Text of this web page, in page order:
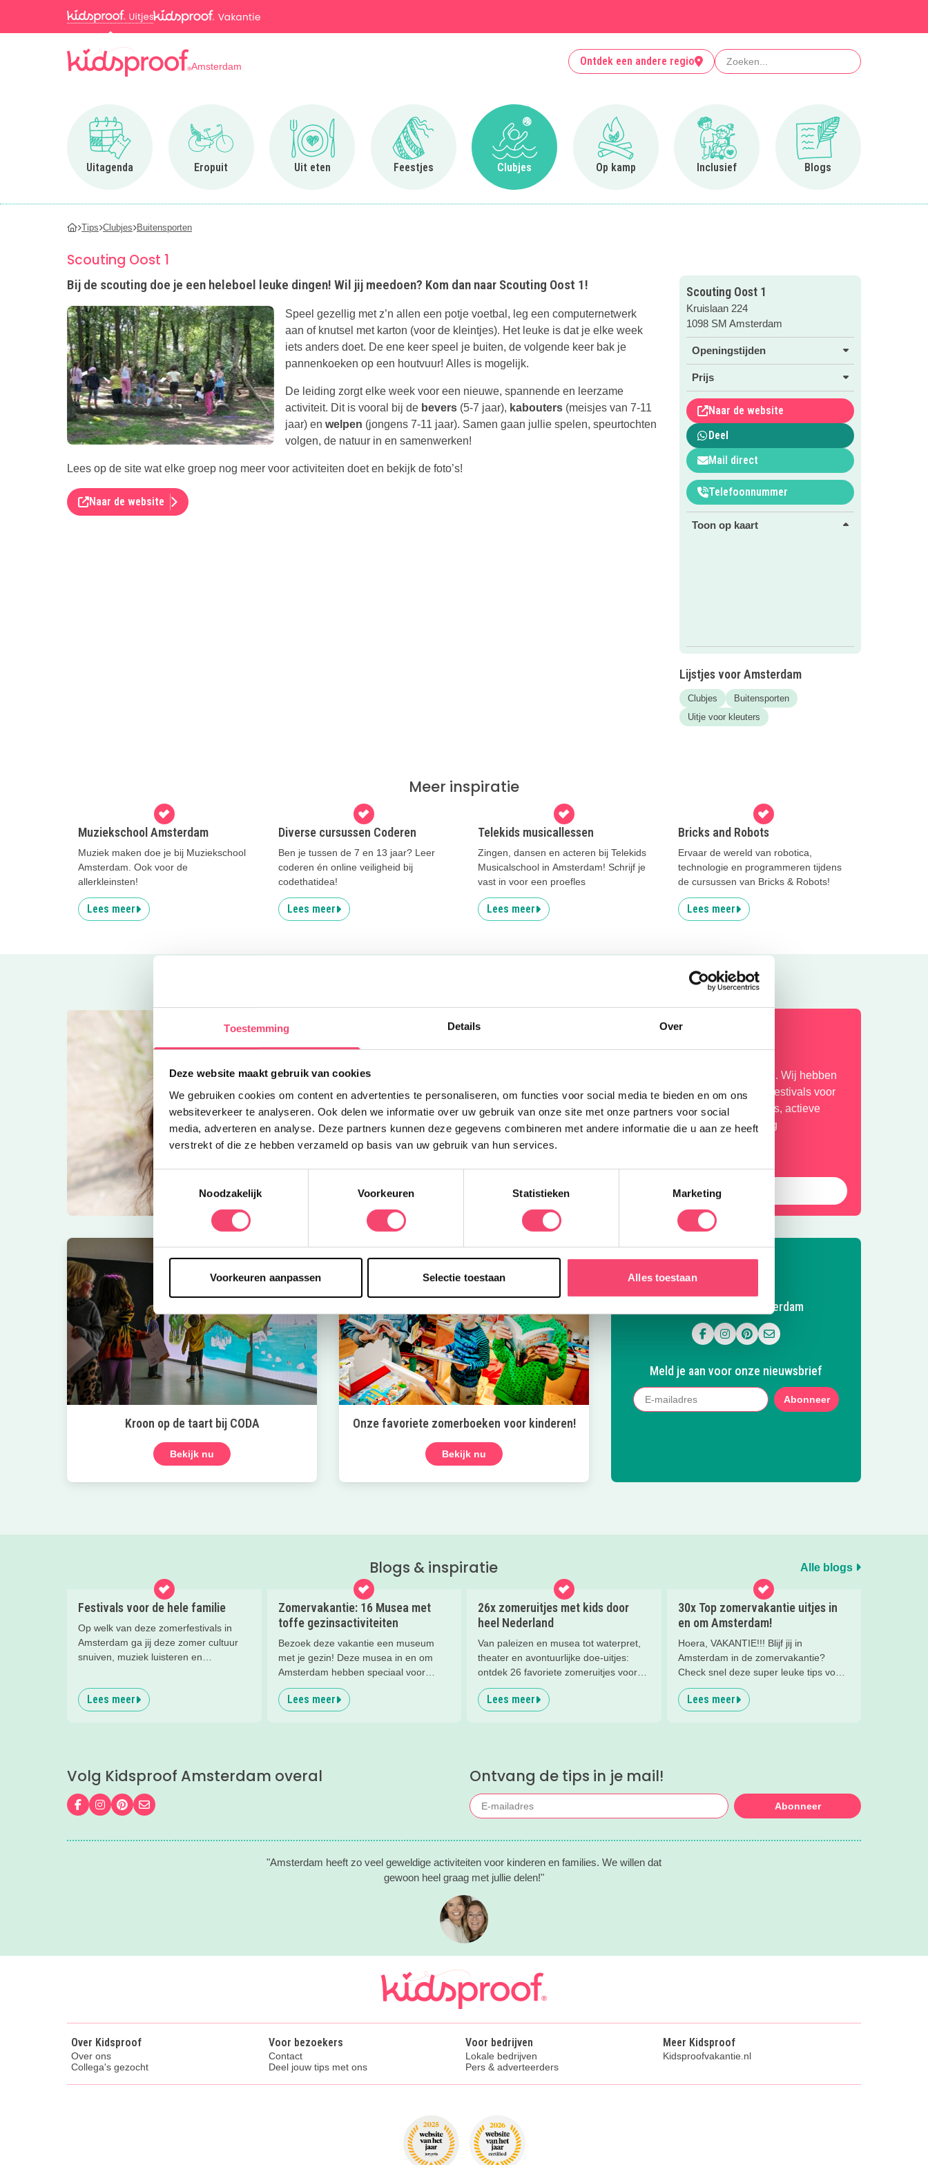
Toestemming Details Over
Deze website maakt gebruik van cookies
We gebruiken cookies om content en advertenties te personaliseren, om functies voor social media te bieden en om ons
websiteverkeer te analyseren. Ook delen we informatie over uw gebruik van onze site met onze partners voor social
media, adverteren en analyse. Deze partners kunnen deze gegevens combineren met andere informatie die u aan ze heeft
verstrekt of die ze hebben verzameld op basis van uw gebruik van hun services.
Noodzakelijk
Voorkeuren Statistieken Marketing
Voorkeuren aanpassen Selectie toestaan Alles toestaan
Amsterdam Ontdek een andere regio Zoeken
Uitagenda
Ga naar Uitagenda
Eropuit
Ga naar Eropuit
Uit eten
Ga naar Uit eten
Feestjes
Ga naar Feestjes
Clubjes
Ga naar Clubjes
Op kamp
Ga naar Op kamp
Inclusief
Ga naar Inclusief
Blogs
Ga naar Blogs
Tips Clubjes Buitensporten
Scouting Oost 1
Bij de scouting doe je een heleboel leuke dingen! Wil jij meedoen? Kom dan naar Scouting Oost 1!
Speel gezellig met z’n allen een potje voetbal, leg een computernetwerk
aan of knutsel met karton (voor de kleintjes). Het leuke is dat je elke week
iets anders doet. De ene keer speel je buiten, de volgende keer bak je
pannenkoeken op een houtvuur! Alles is mogelijk.
De leiding zorgt elke week voor een nieuwe, spannende en leerzame
activiteit. Dit is vooral bij de bevers (5-7 jaar), kabouters (meisjes van 7-11
jaar) en welpen (jongens 7-11 jaar). Samen gaan jullie spelen, speurtochten
volgen, de natuur in en samenwerken!
Lees op de site wat elke groep nog meer voor activiteiten doet en bekijk de foto’s!
Naar de website
Scouting Oost 1
Kruislaan 224
1098 SM Amsterdam
Openingstijden
Prijs
Naar de website
Deel
Mail direct
Telefoonnummer
Toon op kaart
Lijstjes voor Amsterdam
Clubjes
Buitensporten
Uitje voor kleuters
Meer inspiratie
Muziekschool Amsterdam
Muziek maken doe je bij Muziekschool
Amsterdam. Ook voor de
allerkleinsten!
Lees meer
Diverse cursussen Coderen
Ben je tussen de 7 en 13 jaar? Leer
coderen én online veiligheid bij
codethatidea!
Lees meer
Telekids musicallessen
Zingen, dansen en acteren bij Telekids
Musicalschool in Amsterdam! Schrijf je
vast in voor een proefles
Lees meer
Bricks and Robots
Ervaar de wereld van robotica,
technologie en programmeren tijdens
de cursussen van Bricks & Robots!
Lees meer
Yihaa, zomervakantie!
Lekker de tijd om er op uit te gaan. Wij hebben
de leukste uitjes verzameld. Van festivals voor
het hele gezin, tot toffe buitenuitjes, actieve
uitjes en musea met een geweldig
Kroon op de taart bij CODA
Bekijk nu
Onze favoriete zomerboeken voor kinderen!
Bekijk nu
Volg Kidsproof Amsterdam
Volg ons op Facebook
Volg ons op Instagram
Volg ons op Pinterest
Mail ons
Meld je aan voor onze nieuwsbrief
Abonneer
Blogs & inspiratie Alle blogs
Festivals voor de hele familie
Op welk van deze zomerfestivals in
Amsterdam ga jij deze zomer cultuur
snuiven, muziek luisteren en
Lees meer
Zomervakantie: 16 Musea met
toffe gezinsactiviteiten
Bezoek deze vakantie een museum
met je gezin! Deze musea in en om
Amsterdam hebben speciaal voor
families super leuke activiteiten deze
zomervakantie!
Lees meer
26x zomeruitjes met kids door
heel Nederland
Van paleizen en musea tot waterpret,
theater en avontuurlijke doe-uitjes:
ontdek 26 favoriete zomeruitjes voor
gezinnen door heel Nederland.
Lees meer
30x Top zomervakantie uitjes in
en om Amsterdam!
Hoera, VAKANTIE!!! Blijf jij in
Amsterdam in de zomervakantie?
Check snel deze super leuke tips voor
uitjes, gezinsuitjes en vakantiekampen!
Fijne vakantie!
Lees meer
Volg Kidsproof Amsterdam overal
Volg ons op Facebook
Volg ons op Instagram
Volg ons op Pinterest
Mail ons
Ontvang de tips in je mail!
Abonneer
"Amsterdam heeft zo veel geweldige activiteiten voor kinderen en families. We willen dat
gewoon heel graag met jullie delen!"
Over Kidsproof
Over ons
Collega's gezocht
Voor bezoekers
Contact
Deel jouw tips met ons
Voor bedrijven
Lokale bedrijven
Pers & adverteerders
Meer Kidsproof
Kidsproofvakantie.nl